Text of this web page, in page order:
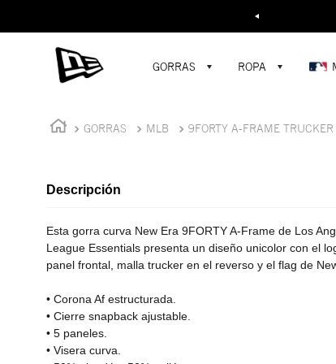
Buscar...
GORRAS ROPA
GORRAS MLB 9FORTY A-FRAME TRUCKER
Descripción
Esta gorra curva New Era 9FORTY A-Frame de Los
League Essentials presenta un diseño unicolor con el
panel frontal, malla trucker en el reverso y el flag de
• Corona Af estructurada.
• Cierre snapback ajustable.
• 5 paneles.
• Visera curva.